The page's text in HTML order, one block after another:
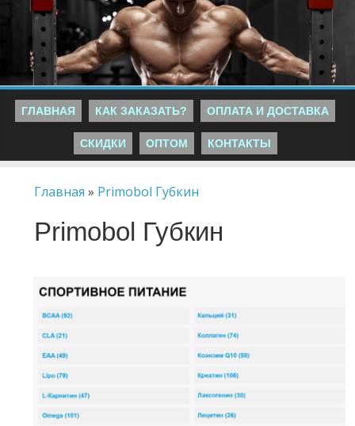
ГЛАВНАЯ КАК ЗАКАЗАТЬ? ОПЛАТА И ДОСТАВКА
СКИДКИ ОПТОМ КОНТАКТЫ
Главная » Primobol Губкин
Primobol Губкин